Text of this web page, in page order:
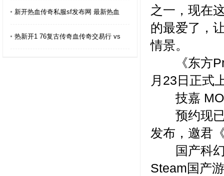
新开热血传奇私服sf发布网 最新热血
热新开1 76复古传奇血传奇交易行 vs
之一，现在
的最爱了，
情景。
《东方
月23日正式
技嘉
预约现已
发布，邀君
国产科幻
Steam国产